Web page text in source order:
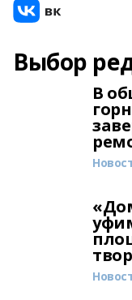
Выбор
В